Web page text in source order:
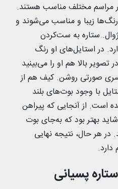
مراسم مختلف مناسب هستند.
زیبا و مناسب می‌شوند و
ستاره به ست‌کردن
در استایل‌های او رنگ
بالا هم او را می‌بینید
صورتی روشن. کیف هم از
با وجود بوت‌های بلند
است. از آنجایی که پیراهن
بهتر بود که به‌جای بوت
در هر حال، نتیجه نهایی
پسیانی